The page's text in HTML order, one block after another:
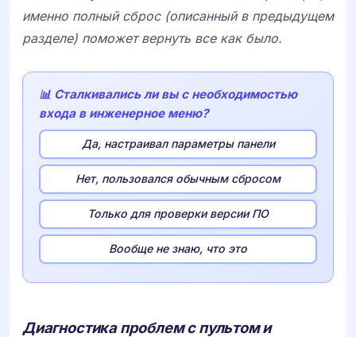
именно полный сброс (описанный в предыдущем
разделе) поможет вернуть все как было.
📊 Сталкивались ли вы с необходимостью
входа в инженерное меню?
Да, настраивал параметры панели
Нет, пользовался обычным сбросом
Только для проверки версии ПО
Вообще не знаю, что это
Диагностика проблем с пультом и